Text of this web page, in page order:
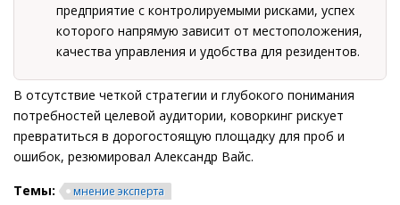
предприятие с контролируемыми рисками, успех
которого напрямую зависит от местоположения,
качества управления и удобства для резидентов.
В отсутствие четкой стратегии и глубокого понимания
потребностей целевой аудитории, коворкинг рискует
превратиться в дорогостоящую площадку для проб и
ошибок, резюмировал Александр Вайс.
Темы:
мнение эксперта